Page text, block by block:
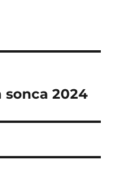
2024